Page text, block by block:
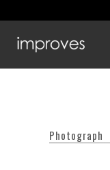
Photograph